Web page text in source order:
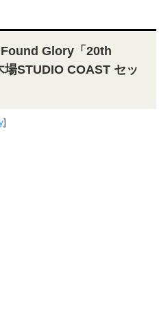
Glory「20th
STUDIO COAST セッ
]